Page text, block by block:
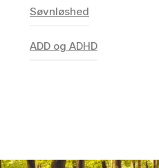
Søvnløshed
ADD og ADHD
Søvnløshed
ADD og ADHD